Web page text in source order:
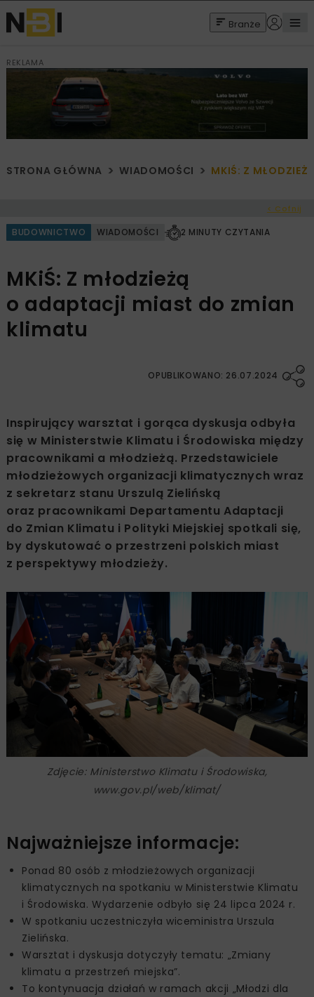
Branże
REKLAMA
STRONA GŁÓWNA WIADOMOŚCI MKIŚ: Z
< Cofnij
BUDOWNICTWO WIADOMOŚCI 2 MINUTY CZYTANIA
MKiŚ: Z młodzieżą
o adaptacji miast do zmian
klimatu
OPUBLIKOWANO: 26.07.2024
Inspirujący warsztat i gorąca dyskusja odbyła
się w Ministerstwie Klimatu i Środowiska między
pracownikami a młodzieżą. Przedstawiciele
młodzieżowych organizacji klimatycznych wraz
z sekretarz stanu Urszulą Zielińską
oraz pracownikami Departamentu Adaptacji
do Zmian Klimatu i Polityki Miejskiej spotkali się,
by dyskutować o przestrzeni polskich miast
z perspektywy młodzieży.
Zdjęcie: Ministerstwo Klimatu i Środowiska,
www.gov.pl/web/klimat/
Najważniejsze informacje:
Ponad 80 osób z młodzieżowych organizacji
klimatycznych na spotkaniu w Ministerstwie Klimatu
i Środowiska. Wydarzenie odbyło się 24 lipca 2024 r.
W spotkaniu uczestniczyła wiceministra Urszula
Zielińska.
Warsztat i dyskusja dotyczyły tematu: „Zmiany
klimatu a przestrzeń miejska”.
To kontynuacja działań w ramach akcji „Młodzi dla